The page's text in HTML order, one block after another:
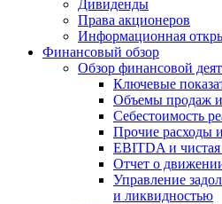
Дивиденды
Права акционеров
Информационная
Финансовый обзор
Обзор финансовой
Ключевые
Объемы продаж
Себестоимость
Прочие расходы
EBITDA и
Отчет о
Управление
и ликвидностью